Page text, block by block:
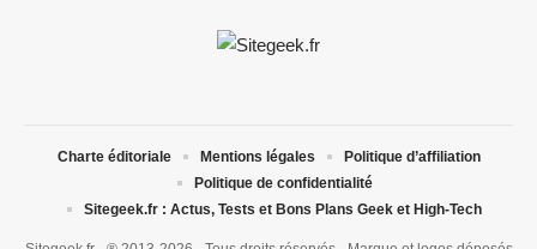
Charte éditoriale Mentions légales
Politique d’affiliation
Politique de confidentialité
Sitegeek.fr : Actus, Tests et Bons Plans Geek et High-Tech